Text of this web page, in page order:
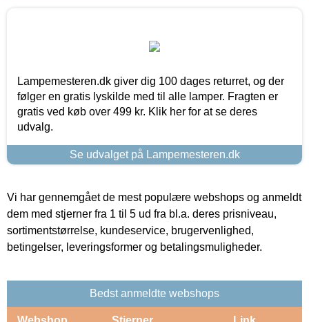
Lampemesteren.dk giver dig 100 dages returret, og der
følger en gratis lyskilde med til alle lamper. Fragten er
gratis ved køb over 499 kr. Klik her for at se deres
udvalg.
Se udvalget på Lampemesteren.dk
Vi har gennemgået de mest populære webshops og anmeldt
dem med stjerner fra 1 til 5 ud fra bl.a. deres prisniveau,
sortimentstørrelse, kundeservice, brugervenlighed,
betingelser, leveringsformer og betalingsmuligheder.
Bedst anmeldte webshops